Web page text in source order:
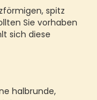
spitz
Sie vorhaben
sich diese
halbrunde,